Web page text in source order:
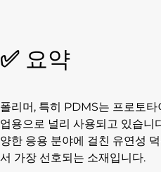
✅ 요약
폴리머, 특히 PDMS는 프로토
업용으로 널리 사용되고 있습니
양한 응용 분야에 걸친 유연성
서 가장 선호되는 소재입니다.